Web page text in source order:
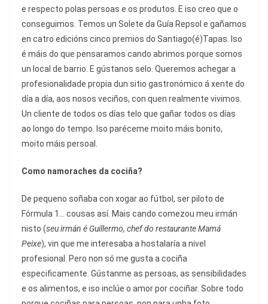
e respecto polas persoas e os produtos. E iso creo que o
conseguimos. Temos un Solete da Guía Repsol e gañamos
en catro edicións cinco premios do Santiago(é)Tapas. Iso
é máis do que pensaramos cando abrimos porque somos
un local de barrio. E gústanos selo. Queremos achegar a
profesionalidade propia dun sitio gastronómico á xente do
día a día, aos nosos veciños, con quen realmente vivimos.
Un cliente de todos os días telo que gañar todos os días
ao longo do tempo. Iso paréceme moito máis bonito,
moito máis persoal.
Como namoraches da cociña?
De pequeno soñaba con xogar ao fútbol, ser piloto de
Fórmula 1… cousas así. Mais cando comezou meu irmán
nisto (seu irmán é Guillermo, chef do restaurante Mamá
Peixe), vin que me interesaba a hostalaría a nivel
profesional. Pero non só me gusta a cociña
especificamente. Gústanme as persoas, as sensibilidades
e os alimentos, e iso inclúe o amor por cociñar. Sobre todo